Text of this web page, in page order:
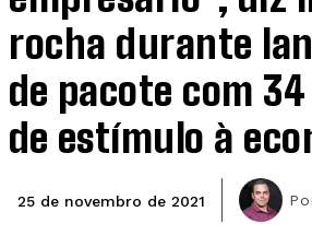
rocha durante
de pacote com
de estímulo à
25 de novembro de 2021